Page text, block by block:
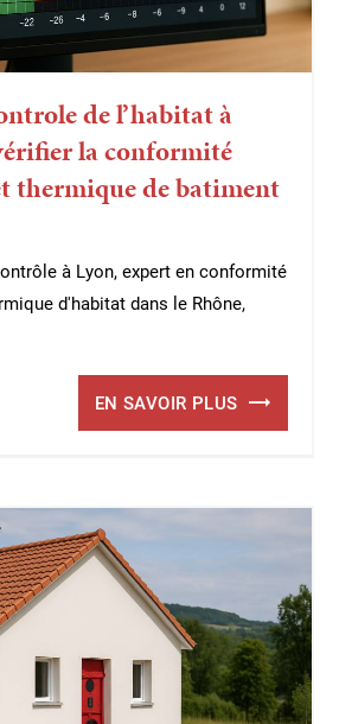
de l’habitat à
la conformité
thermique de batiment
à Lyon, expert en conformité
d'habitat dans le Rhône,
EN SAVOIR PLUS